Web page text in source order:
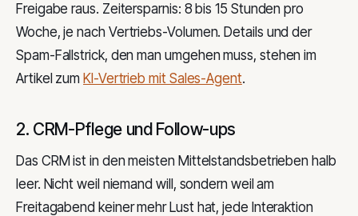
Freigabe raus. Zeitersparnis: 8 bis 15 Stunden pro
Woche, je nach Vertriebs-Volumen. Details und der
Spam-Fallstrick, den man umgehen muss, stehen im
Artikel zum KI-Vertrieb mit Sales-Agent.
2. CRM-Pflege und Follow-ups
Das CRM ist in den meisten Mittelstandsbetrieben halb
leer. Nicht weil niemand will, sondern weil am
Freitagabend keiner mehr Lust hat, jede Interaktion